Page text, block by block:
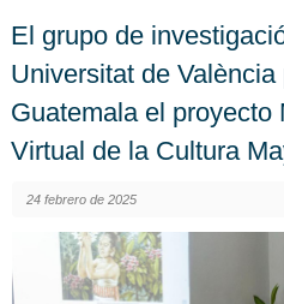
El grupo de
Universitat de
Guatemala el proyecto
Virtual de la Cultura
24 febrero de 2025